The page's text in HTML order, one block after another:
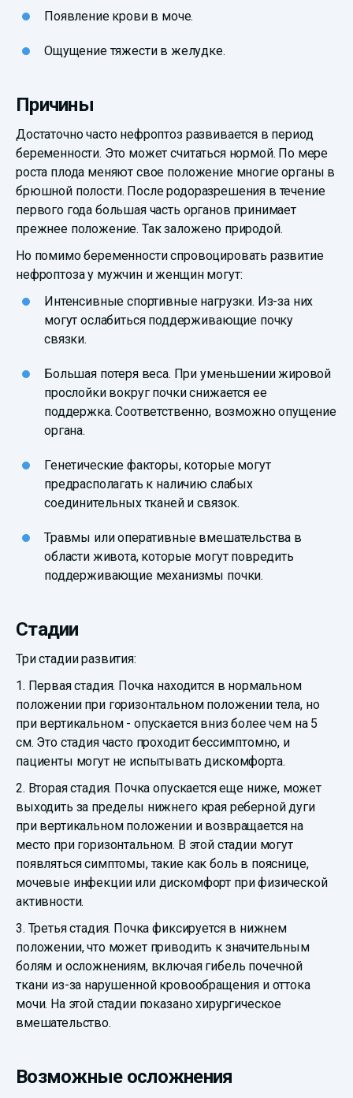
Появление крови в моче.
Ощущение тяжести в желудке.
Причины
Достаточно часто нефроптоз развивается в период
беременности. Это может считаться нормой. По мере
роста плода меняют свое положение многие органы в
брюшной полости. После родоразрешения в течение
первого года большая часть органов принимает
прежнее положение. Так заложено природой.
Но помимо беременности спровоцировать развитие
нефроптоза у мужчин и женщин могут:
Интенсивные спортивные нагрузки. Из-за них
могут ослабиться поддерживающие почку
связки.
Большая потеря веса. При уменьшении жировой
прослойки вокруг почки снижается ее
поддержка. Соответственно, возможно опущение
органа.
Генетические факторы, которые могут
предрасполагать к наличию слабых
соединительных тканей и связок.
Травмы или оперативные вмешательства в
области живота, которые могут повредить
поддерживающие механизмы почки.
Стадии
Три стадии развития:
1. Первая стадия. Почка находится в нормальном
положении при горизонтальном положении тела, но
при вертикальном - опускается вниз более чем на 5
см. Это стадия часто проходит бессимптомно, и
пациенты могут не испытывать дискомфорта.
2. Вторая стадия. Почка опускается еще ниже, может
выходить за пределы нижнего края реберной дуги
при вертикальном положении и возвращается на
место при горизонтальном. В этой стадии могут
появляться симптомы, такие как боль в пояснице,
мочевые инфекции или дискомфорт при физической
активности.
3. Третья стадия. Почка фиксируется в нижнем
положении, что может приводить к значительным
болям и осложнениям, включая гибель почечной
ткани из-за нарушенной кровообращения и оттока
мочи. На этой стадии показано хирургическое
вмешательство.
Возможные осложнения